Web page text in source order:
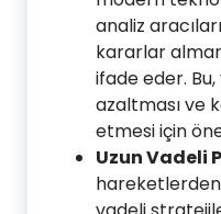
analiz
kararlar
ifade eder. Bu,
azaltması ve
etmesi için
Uzun Vadeli
hareketlerden